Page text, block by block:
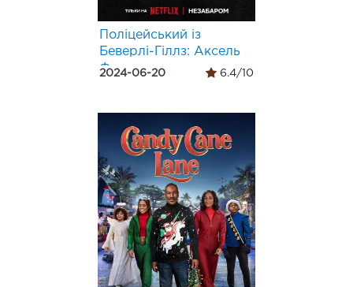
Поліцейський із
Беверлі-Гіллз: Аксель
Ф.
2024-06-20 6.4/10